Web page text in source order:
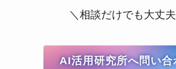
＼相談だけでも大丈
AI活用研究所へ問い合